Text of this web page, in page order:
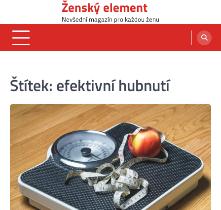
content
Ženský element
Nevšední magazín pro každou ženu
Štítek: efektivní hubnutí